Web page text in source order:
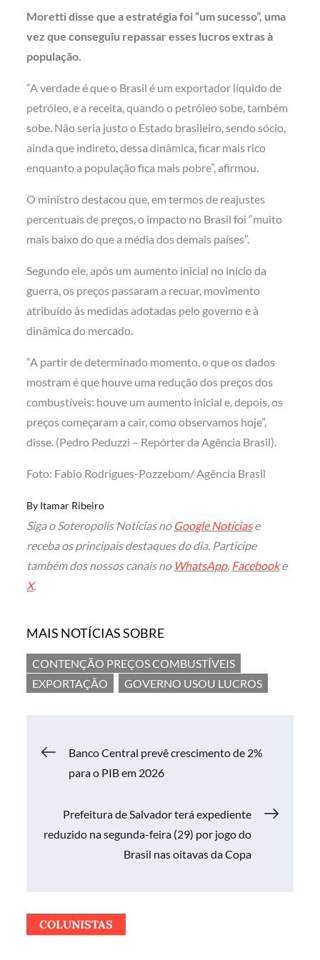
Moretti disse que a estratégia foi “um sucesso”, uma
vez que conseguiu repassar esses lucros extras à
população.
“A verdade é que o Brasil é um exportador líquido de
petróleo, e a receita, quando o petróleo sobe, também
sobe. Não seria justo o Estado brasileiro, sendo sócio,
ainda que indireto, dessa dinâmica, ficar mais rico
enquanto a população fica mais pobre”, afirmou.
O ministro destacou que, em termos de reajustes
percentuais de preços, o impacto no Brasil foi “muito
mais baixo do que a média dos demais países”.
Segundo ele, após um aumento inicial no início da
guerra, os preços passaram a recuar, movimento
atribuído às medidas adotadas pelo governo e à
dinâmica do mercado.
“A partir de determinado momento, o que os dados
mostram é que houve uma redução dos preços dos
combustíveis: houve um aumento inicial e, depois, os
preços começaram a cair, como observamos hoje”,
disse. (Pedro Peduzzi – Repórter da Agência Brasil).
Foto: Fabio Rodrigues-Pozzebom/ Agência Brasil
By Itamar Ribeiro
Siga o Soteropolis Noticias no Google Notíciase
receba os principais destaques do dia. Participe
também dos nossos canais no WhatsApp, Facebooke
X.
MAIS NOTÍCIAS SOBRE
CONTENÇÃO PREÇOS COMBUSTÍVEIS
EXPORTAÇÃO
GOVERNO USOU LUCROS
Navegação
Post
Banco Central prevê crescimento de 2%
para o PIB em 2026
Prefeitura de Salvador terá expediente
reduzido na segunda-feira (29) por jogo do
Brasil nas oitavas da Copa
COLUNISTAS